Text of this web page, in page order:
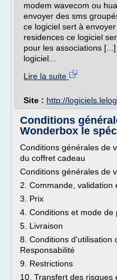
modem wavecom ou
envoyer des sms
ce logiciel sert à
residences ce logiciel
pour les associations
logiciel...
Lire la suite
Site : http://
Conditions
Wonderbox le
Conditions générales de
du coffret cadeau
Conditions générales de
2. Commande,
3. Prix
4. Conditions et mode de
5. Livraison
8. Conditions d'utilisation
Responsabilité
9. Restrictions
10. Transfert des risques